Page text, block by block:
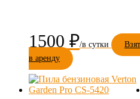
1500 ₽
в аренду